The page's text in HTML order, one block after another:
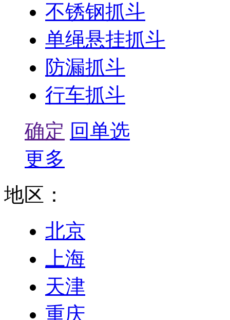
不锈钢抓斗
单绳悬挂抓斗
防漏抓斗
行车抓斗
确定 回单选
更多
地区：
北京
上海
天津
重庆